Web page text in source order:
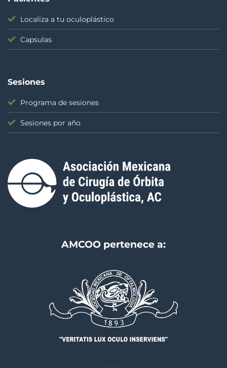
Localiza a tu oculoplástico
Capsulas
Sesiones
Programa de sesiones
Sesiones por año
AMCOO pertenece a: